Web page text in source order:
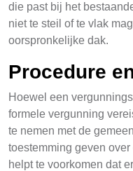
die past bij het
niet te steil of te vlak
oorspronkelijke dak.
Procedure
Hoewel een
formele vergunning
te nemen met de
toestemming geven
helpt te voorkomen dat